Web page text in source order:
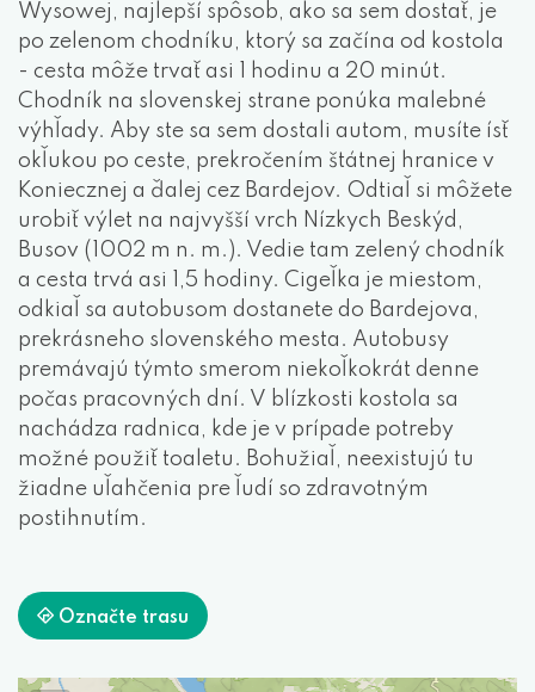
Wysowej, najlepší spôsob, ako sa sem dostať, je
po zelenom chodníku, ktorý sa začína od kostola
- cesta môže trvať asi 1 hodinu a 20 minút.
Chodník na slovenskej strane ponúka malebné
výhľady. Aby ste sa sem dostali autom, musíte ísť
okľukou po ceste, prekročením štátnej hranice v
Koniecznej a ďalej cez Bardejov. Odtiaľ si môžete
urobiť výlet na najvyšší vrch Nízkych Beskýd,
Busov (1002 m n. m.). Vedie tam zelený chodník
a cesta trvá asi 1,5 hodiny. Cigeľka je miestom,
odkiaľ sa autobusom dostanete do Bardejova,
prekrásneho slovenského mesta. Autobusy
premávajú týmto smerom niekoľkokrát denne
počas pracovných dní. V blízkosti kostola sa
nachádza radnica, kde je v prípade potreby
možné použiť toaletu. Bohužiaľ, neexistujú tu
žiadne uľahčenia pre ľudí so zdravotným
postihnutím.
Označte trasu